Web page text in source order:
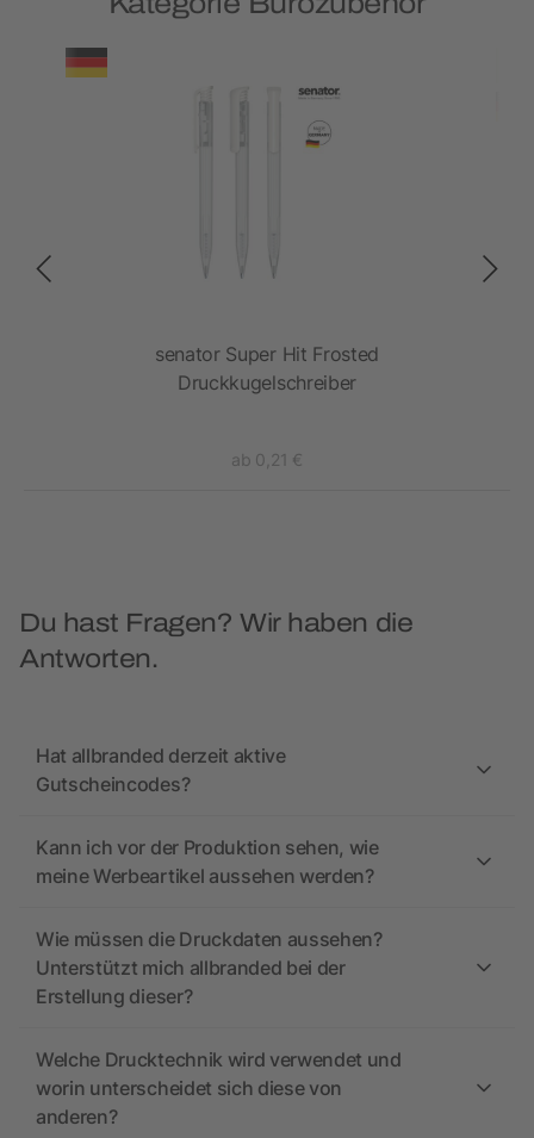
senator Super Hit Frosted
Druckkugelschreiber
ab 0,21 €
Du hast Fragen? Wir haben die
Antworten.
Hat allbranded derzeit aktive
Gutscheincodes?
Kann ich vor der Produktion sehen, wie
meine Werbeartikel aussehen werden?
Wie müssen die Druckdaten aussehen?
Unterstützt mich allbranded bei der
Erstellung dieser?
Welche Drucktechnik wird verwendet und
worin unterscheidet sich diese von
anderen?